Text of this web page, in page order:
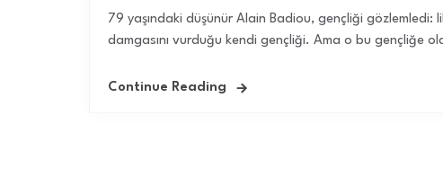
79 yaşındaki düşünür Alain Badiou, gençliği
damgasını vurduğu kendi gençliği. Ama o bu gençliğe
Continue Reading